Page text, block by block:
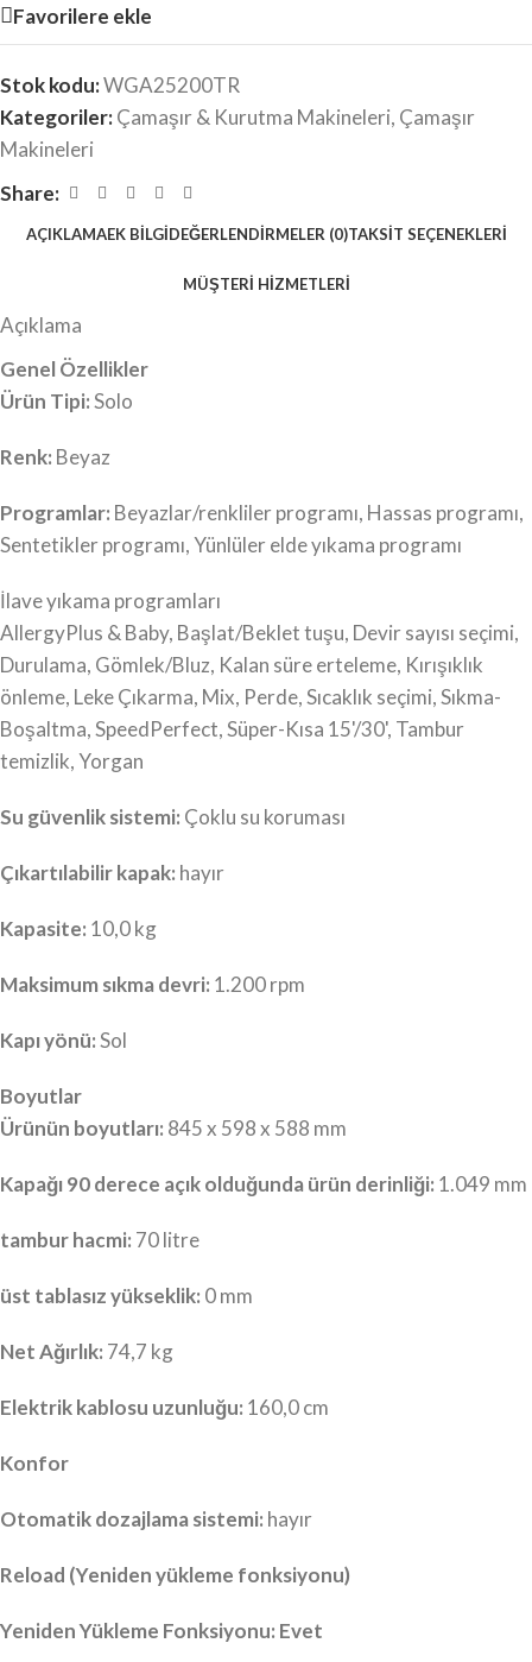
Favorilere ekle
Stok kodu:WGA25200TR
Kategoriler:Çamaşır & Kurutma Makineleri, Çamaşır
Makineleri
Share:
AÇIKLAMAEK BILGIDEĞERLENDIRMELER (0)TAKSIT SEÇENEKLERI
MÜŞTERI HIZMETLERI
Açıklama
Genel Özellikler
Ürün Tipi:Solo
Renk: Beyaz
Programlar: Beyazlar/renkliler programı, Hassas programı,
Sentetikler programı, Yünlüler elde yıkama programı
İlave yıkama programları
AllergyPlus & Baby, Başlat/Beklet tuşu, Devir sayısı seçimi,
Durulama, Gömlek/Bluz, Kalan süre erteleme, Kırışıklık
önleme, Leke Çıkarma, Mix, Perde, Sıcaklık seçimi, Sıkma-
Boşaltma, SpeedPerfect, Süper-Kısa 15'/30', Tambur
temizlik, Yorgan
Su güvenlik sistemi: Çoklu su koruması
Çıkartılabilir kapak: hayır
Kapasite: 10,0 kg
Maksimum sıkma devri: 1.200 rpm
Kapı yönü:Sol
Boyutlar
Ürünün boyutları: 845 x 598 x 588 mm
Kapağı 90 derece açık olduğunda ürün derinliği: 1.049 mm
tambur hacmi: 70 litre
üst tablasız yükseklik: 0 mm
Net Ağırlık: 74,7 kg
Elektrik kablosu uzunluğu: 160,0 cm
Konfor
Otomatik dozajlama sistemi: hayır
Reload (Yeniden yükleme fonksiyonu)
Yeniden Yükleme Fonksiyonu: Evet